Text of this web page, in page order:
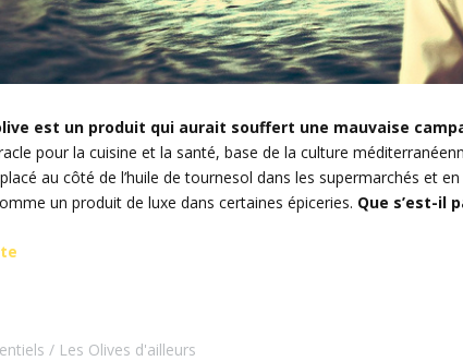
est un produit qui aurait souffert une mauvaise
pour la cuisine et la santé, base de la culture
au côté de l’huile de tournesol dans les supermarchés et
un produit de luxe dans certaines épiceries. Que s’est-il
Les Olives d'ailleurs